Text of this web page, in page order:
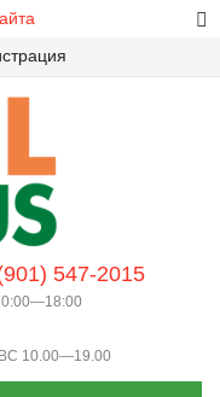
547-2015
10.00—19.00